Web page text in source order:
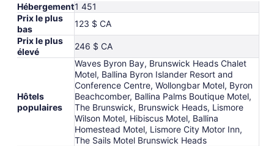
Hébergement1 451
Prix le plus
bas
123 $ CA
Prix le plus
élevé
246 $ CA
Hôtels
populaires
Waves Byron Bay, Brunswick Heads Chalet
Motel, Ballina Byron Islander Resort and
Conference Centre, Wollongbar Motel, Byron
Beachcomber, Ballina Palms Boutique Motel,
The Brunswick, Brunswick Heads, Lismore
Wilson Motel, Hibiscus Motel, Ballina
Homestead Motel, Lismore City Motor Inn,
The Sails Motel Brunswick Heads